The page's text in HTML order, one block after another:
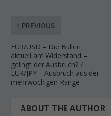
PREVIOUS
EUR/USD – Die Bullen
aktuell am Widerstand –
gelingt der Ausbruch? /
EUR/JPY – Ausbruch aus der
mehrwöchigen Range –
ABOUT THE AUTHOR